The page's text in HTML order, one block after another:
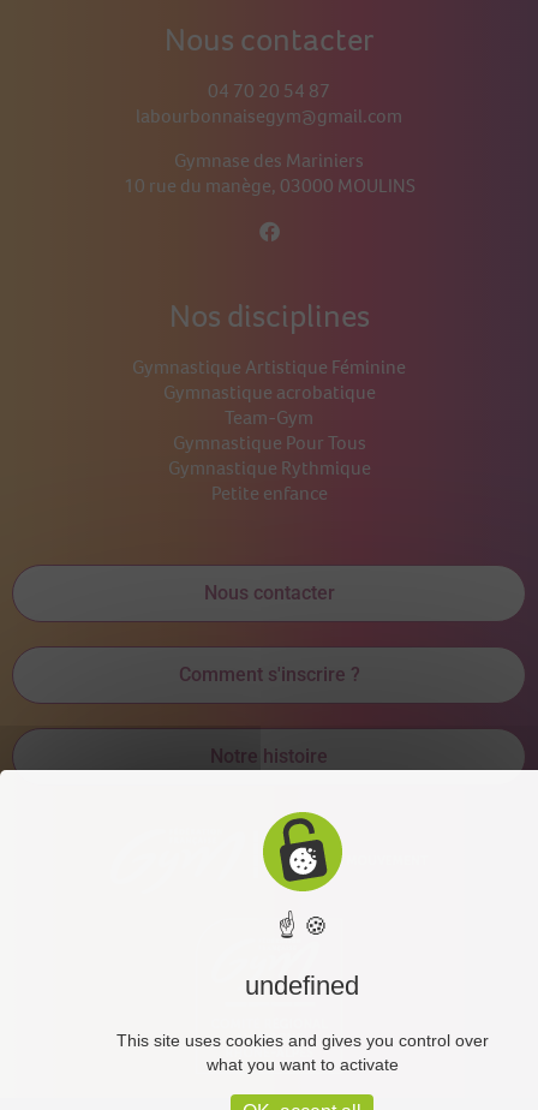
Nous contacter
04 70 20 54 87
labourbonnaisegym@gmail.com
Gymnase des Mariniers
10 rue du manège, 03000 MOULINS
Nos disciplines
Gymnastique Artistique Féminine
Gymnastique acrobatique
Team-Gym
Gymnastique Pour Tous
Gymnastique Rythmique
Petite enfance
Nous contacter
Comment s'inscrire ?
Notre histoire
☝ 🍪
undefined
This site uses cookies and gives you control over
what you want to activate